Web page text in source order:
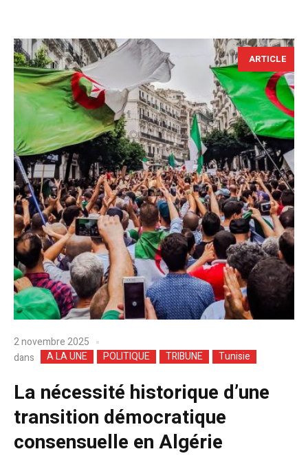
ARTICLE
2 novembre 2025
dans
A LA UNE POLITIQUE TRIBUNE Tunisie
La nécessité historique d’une
transition démocratique
consensuelle en Algérie